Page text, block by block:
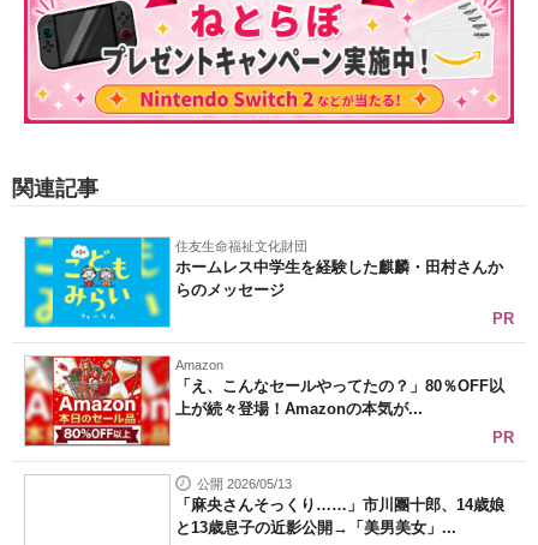
関連記事
住友生命福祉文化財団
ホームレス中学生を経験した麒麟・田村さんか
らのメッセージ
PR
Amazon
「え、こんなセールやってたの？」80％OFF以
上が続々登場！Amazonの本気が...
PR
公開 2026/05/13
「麻央さんそっくり……」市川團十郎、14歳娘
と13歳息子の近影公開→「美男美女」...